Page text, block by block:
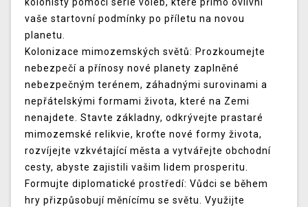
kolonisty pomocí série voleb, které přímo ovlivní
vaše startovní podmínky po příletu na novou
planetu.
Kolonizace mimozemských světů: Prozkoumejte
nebezpečí a přínosy nové planety zaplněné
nebezpečným terénem, záhadnými surovinami a
nepřátelskými formami života, které na Zemi
nenajdete. Stavte základny, odkrývejte prastaré
mimozemské relikvie, kroťte nové formy života,
rozvíjejte vzkvétající města a vytvářejte obchodní
cesty, abyste zajistili vašim lidem prosperitu.
Formujte diplomatické prostředí: Vůdci se během
hry přizpůsobují měnícímu se světu. Využijte